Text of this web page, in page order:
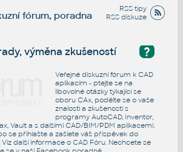
RSS tipy
RSS diskuze
fórum, poradna
?
výměna zkušeností
Veřejné diskuzní fórum k CAD
aplikacím - ptejte se na
libovolné otázky týkající se
oboru CAx, podělte se o vaše
znalosti a zkušenosti s
programy AutoCAD, Inventor,
Vault a s dalšími CAD/BIM/PDM aplikacemi.
se přihlašte a zašlete váš příspěvek do
další informace o CAD Fóru. Nechcete se